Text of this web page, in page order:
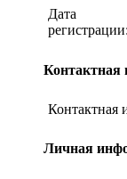
Дата
Контактная
Контактная
Личная